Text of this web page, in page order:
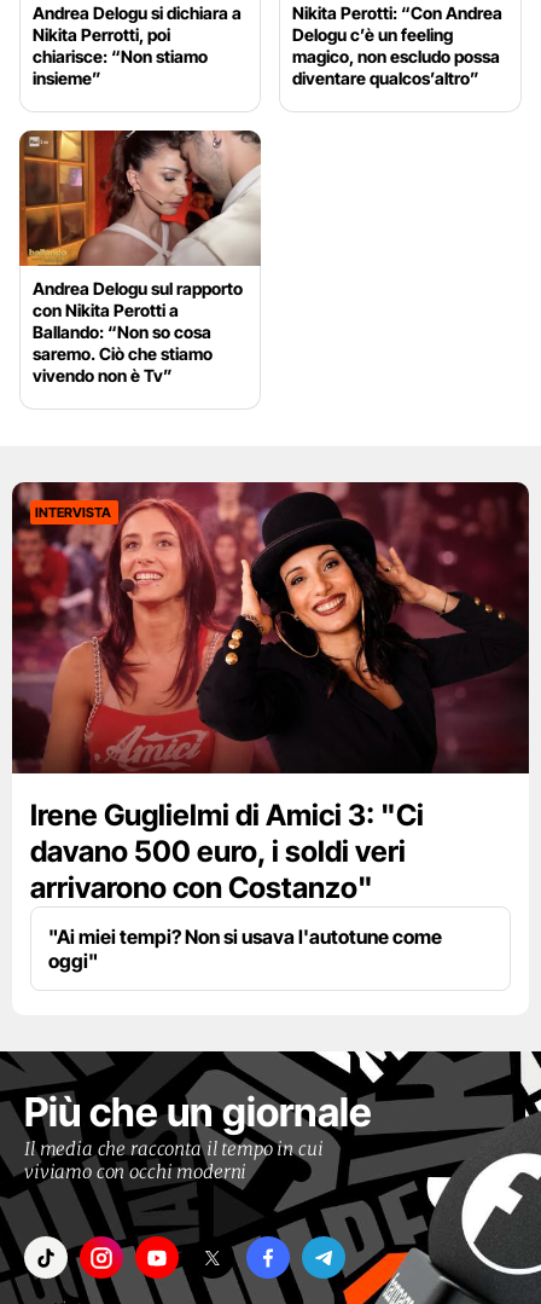
Andrea Delogu si dichiara a
Nikita Perrotti, poi
chiarisce: “Non stiamo
insieme”
Nikita Perotti: “Con Andrea
Delogu c’è un feeling
magico, non escludo possa
diventare qualcos’altro”
Andrea Delogu sul rapporto
con Nikita Perotti a
Ballando: “Non so cosa
saremo. Ciò che stiamo
vivendo non è Tv”
INTERVISTA
Irene Guglielmi di Amici 3: "Ci
davano 500 euro, i soldi veri
arrivarono con Costanzo"
"Ai miei tempi? Non si usava l'autotune come
oggi"
Più che un giornale
Il media che racconta il tempo in cui
viviamo con occhi moderni